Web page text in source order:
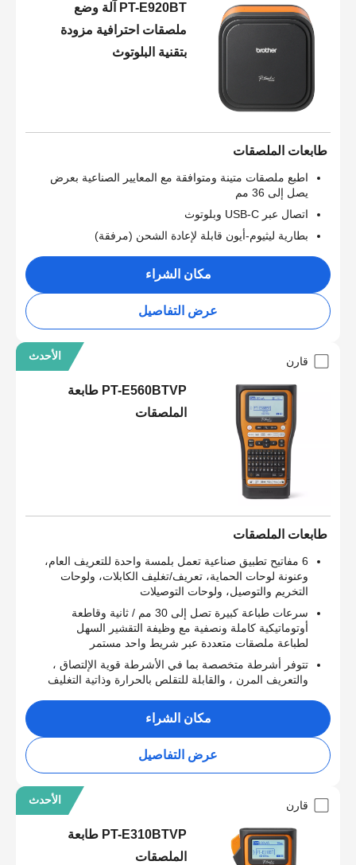
PT-E920BT آلة وضع
ملصقات احترافية مزودة
بتقنية البلوتوث
طابعات الملصقات
اطبع ملصقات متينة ومتوافقة مع المعايير الصناعية بعرض
يصل إلى 36 مم
اتصال عبر USB-C وبلوتوث
بطارية ليثيوم-أيون قابلة لإعادة الشحن (مرفقة)
مكان الشراء
عرض التفاصيل
الأحدث قارن
PT-E560BTVP طابعة
الملصقات
طابعات الملصقات
6 مفاتيح تطبيق صناعية تعمل بلمسة واحدة للتعريف العام،
وعنونة لوحات الحماية، تعريف/تغليف الكابلات، ولوحات
التخريم والتوصيل، ولوحات التوصيلات
سرعات طباعة كبيرة تصل إلى 30 مم / ثانية وقاطعة
أوتوماتيكية كاملة ونصفية مع وظيفة التقشير السهل
لطباعة ملصقات متعددة عبر شريط واحد مستمر
تتوفر أشرطة متخصصة بما في الأشرطة قوية الإلتصاق ،
والتعريف المرن ، والقابلة للتقلص بالحرارة وذاتية التغليف
مكان الشراء
عرض التفاصيل
الأحدث قارن
PT-E310BTVP طابعة
الملصقات